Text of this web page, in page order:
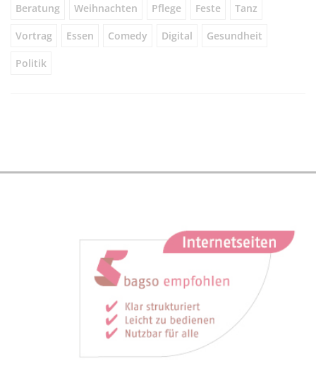
Beratung Weihnachten Pflege Feste Tanz
Vortrag Essen Comedy Digital Gesundheit
Politik